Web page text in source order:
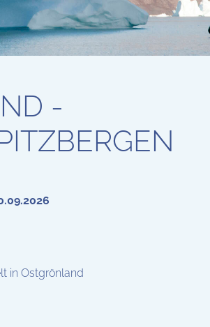
-
in Ostgrönland